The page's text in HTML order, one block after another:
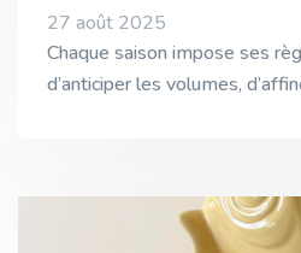
27 août 2025
Chaque saison impose ses
d’anticiper les volumes,